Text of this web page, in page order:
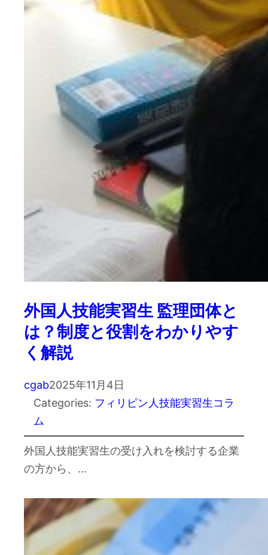
外国人技能実習生 監理団体と
は？制度と役割をわかりやす
く解説
cgab2025年11月4日
Categories: フィリピン人技能実習生コラ
ム
外国人技能実習生の受け入れを検討する企業
の方から、…